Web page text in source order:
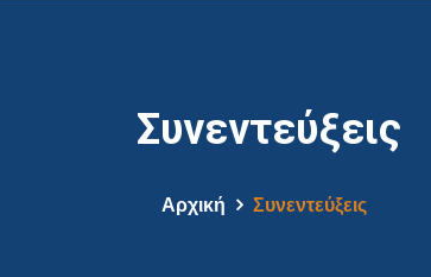
Συνεντεύξεις
Αρχική Συνεντεύξεις